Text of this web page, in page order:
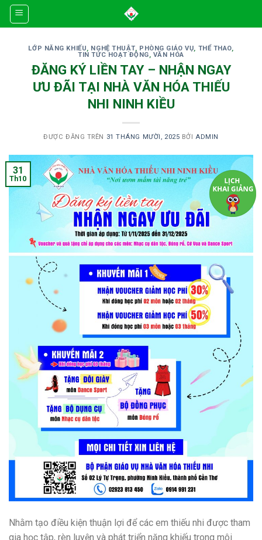
Skip
LỚP NĂNG KHIẾU, NGHỆ THUẬT, PHÒNG GIÁO VỤ, THỂ THAO,
TIN TỨC HOẠT ĐỘNG, VĂN HÓA
ĐĂNG KÝ LIỀN TAY – NHẬN NGAY
ƯU ĐÃI TẠI NHÀ VĂN HÓA THIẾU
NHI NINH KIỀU
ĐƯỢC ĐĂNG TRÊN 31 THÁNG MƯỜI, 2025 BỞI ADMIN
31
Th10
Nhằm tạo điều kiện thuận lợi để các em thiếu nhi được tham
gia học tập, rèn luyện và phát triển năng khiếu trong môi